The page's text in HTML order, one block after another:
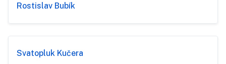
Rostislav Bubík
Svatopluk Kučera